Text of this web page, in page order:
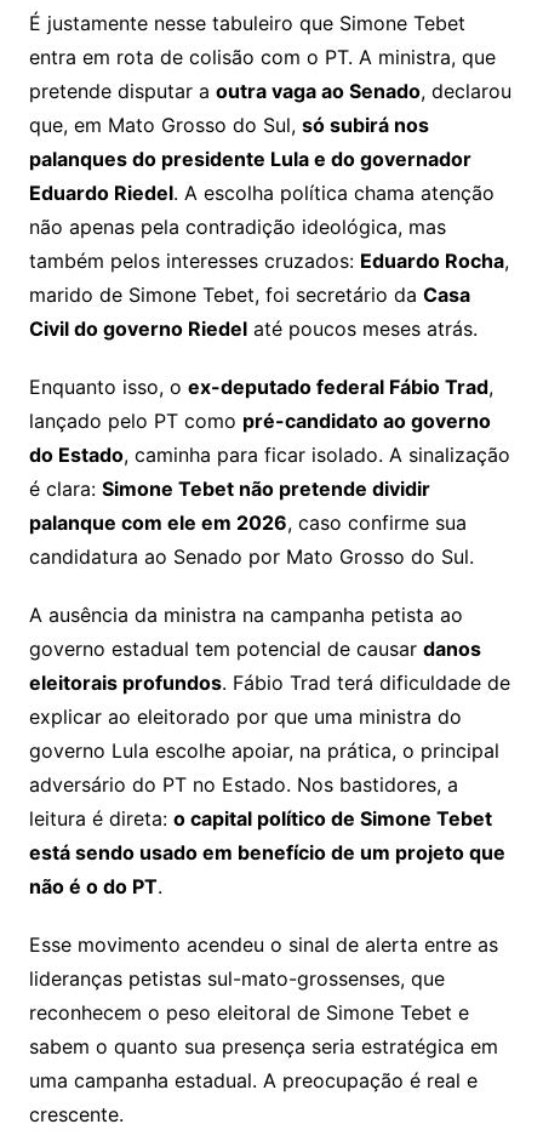
É justamente nesse tabuleiro que Simone Tebet
entra em rota de colisão com o PT. A ministra, que
pretende disputar a outra vaga ao Senado, declarou
que, em Mato Grosso do Sul, só subirá nos
palanques do presidente Lula e do governador
Eduardo Riedel. A escolha política chama atenção
não apenas pela contradição ideológica, mas
também pelos interesses cruzados: Eduardo Rocha,
marido de Simone Tebet, foi secretário da Casa
Civil do governo Riedelaté poucos meses atrás.
Enquanto isso, o ex-deputado federal Fábio Trad,
lançado pelo PT como pré-candidato ao governo
do Estado, caminha para ficar isolado. A sinalização
é clara: Simone Tebet não pretende dividir
palanque com ele em 2026, caso confirme sua
candidatura ao Senado por Mato Grosso do Sul.
A ausência da ministra na campanha petista ao
governo estadual tem potencial de causar danos
eleitorais profundos. Fábio Trad terá dificuldade de
explicar ao eleitorado por que uma ministra do
governo Lula escolhe apoiar, na prática, o principal
adversário do PT no Estado. Nos bastidores, a
leitura é direta: o capital político de Simone Tebet
está sendo usado em benefício de um projeto que
não é o do PT.
Esse movimento acendeu o sinal de alerta entre as
lideranças petistas sul-mato-grossenses, que
reconhecem o peso eleitoral de Simone Tebet e
sabem o quanto sua presença seria estratégica em
uma campanha estadual. A preocupação é real e
crescente.